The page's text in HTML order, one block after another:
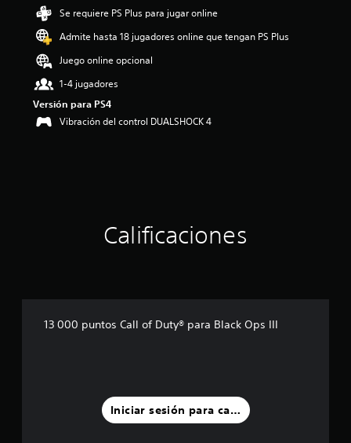
s
Se requiere PS Plus para jugar online
Admite hasta 18 jugadores online que tengan PS Plus
Juego online opcional
1-4 jugadores
Versión para PS4
Vibración del control DUALSHOCK 4
Calificaciones
13 000 puntos Call of Duty® para Black Ops III
Iniciar sesión para calificar